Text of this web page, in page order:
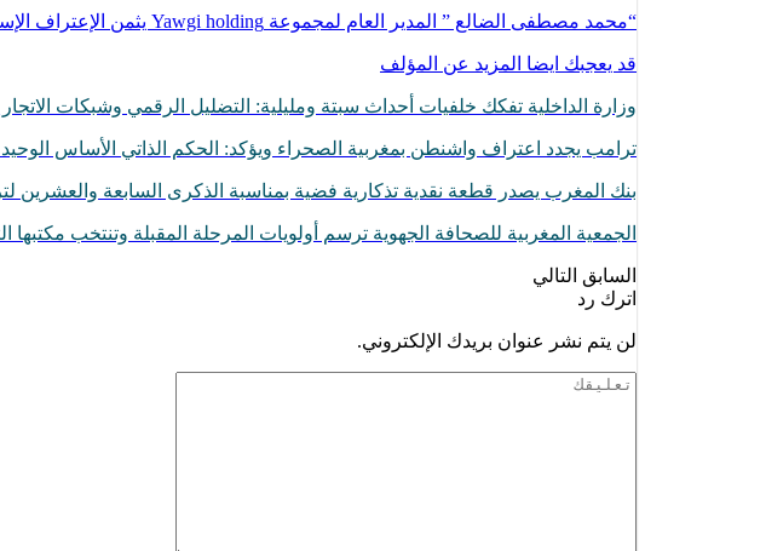
“محمد مصطفى الضالع ” المدير العام لمجموعة Yawgi holding يثمن الإعتراف الإسرائيلي بمغربية الصحراء ويشجب بشدة المساس بالوحدة الترابية
قد يعجبك ايضا المزيد عن المؤلف
وزارة الداخلية تفكك خلفيات أحداث سبتة ومليلية: التضليل الرقمي وشبكات
ترامب يجدد اعتراف واشنطن بمغربية الصحراء ويؤكد: الحكم الذاتي الأساس
بنك المغرب يصدر قطعة نقدية تذكارية فضية بمناسبة الذكرى السابعة والعشرين
الجمعية المغربية للصحافة الجهوية ترسم أولويات المرحلة المقبلة وتنتخب مكتبها
السابق التالي
اترك رد
لن يتم نشر عنوان بريدك الإلكتروني.